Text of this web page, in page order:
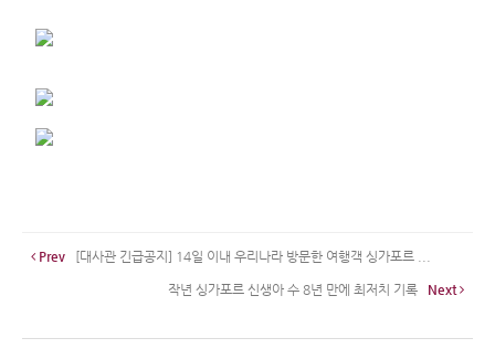
Prev [대사관 긴급공지] 14일 이내 우리나라 방문한 여행객 싱가포르 ...
작년 싱가포르 신생아 수 8년 만에 최저치 기록 Next